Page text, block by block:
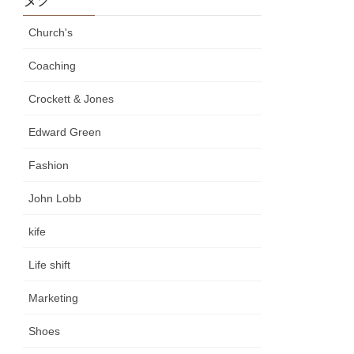
Church's
Coaching
Crockett & Jones
Edward Green
Fashion
John Lobb
kife
Life shift
Marketing
Shoes